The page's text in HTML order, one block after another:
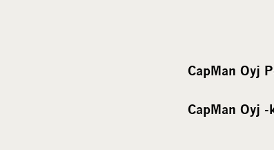
CapMan Oyj
CapMan Oyj